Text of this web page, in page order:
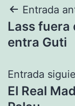
de
Entrada
Lass fuera
entra Guti
Entrada
El Real